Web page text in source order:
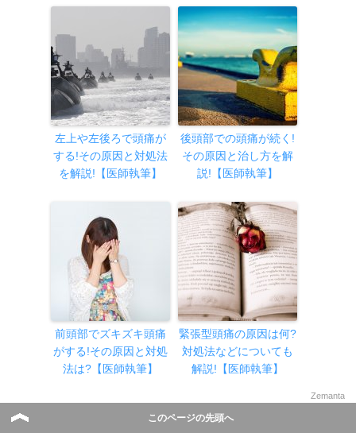
左上や左後ろで頭痛が
する!その原因と対処法
を解説!【医師執筆】
後頭部での頭痛が続く!
その原因と治し方を解
説!【医師執筆】
前頭部でズキズキ頭痛
がする!その原因と対処
法は?【医師執筆】
緊張型頭痛の原因は何?
対処法などについても
解説!【医師執筆】
Zemanta
このページの先頭へ